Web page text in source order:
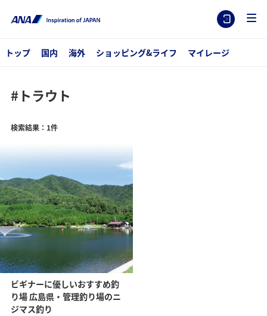
トップ 国内 海外 ショッピング&ライフ マイレージ
#トラウト
検索結果：1件
ビギナーに優しいおすすめ釣
り場 広島県・管理釣り場のニ
ジマス釣り